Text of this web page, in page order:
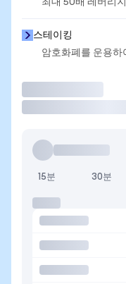
최대 50배 레버리
스테이킹
암호화폐를 운용하
15분 30분